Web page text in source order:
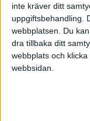
inte kräver ditt
uppgiftsbehandling.
webbplatsen. Du
dra tillbaka ditt
webbplats och
webbsidan.
händer när en
upplevda
Andelen äldre i
behovet av